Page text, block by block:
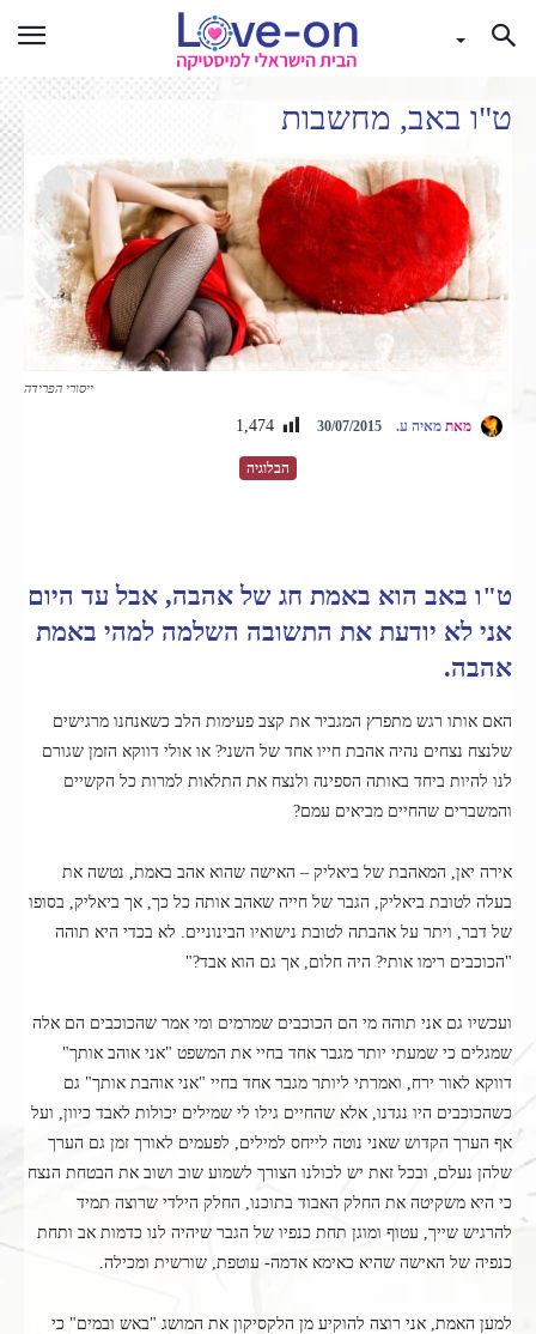
ט"ו באב, מחשבות
ייסורי הפרידה
הבלוגיה
מאת מאיה ע. 30/07/2015
1,474
ט"ו באב הוא באמת חג של אהבה, אבל עד היום
אני לא יודעת את התשובה השלמה למהי באמת
אהבה.
האם אותו רגש מתפרץ המגביר את קצב פעימות הלב כשאנחנו מרגישים
שלנצח נצחים נהיה אהבת חייו אחד של השני? או אולי דווקא הזמן שגורם
לנו להיות ביחד באותה הספינה ולנצח את התלאות למרות כל הקשיים
והמשברים שהחיים מביאים עמם?
אירה יאן, המאהבת של ביאליק – האישה שהוא אהב באמת, נטשה את
בעלה לטובת ביאליק, הגבר של חייה שאהב אותה כל כך, אך ביאליק, בסופו
של דבר, ויתר על אהבתה לטובת נישואיו הבינוניים. לא בכדי היא תוהה
"הכוכבים רימו אותי? היה חלום, אך גם הוא אבד?"
ועכשיו גם אני תוהה מי הם הכוכבים שמרמים ומי אמר שהכוכבים הם אלה
שמגלים כי שמעתי יותר מגבר אחד בחיי את המשפט "אני אוהב אותך"
דווקא לאור ירח, ואמרתי ליותר מגבר אחד בחיי "אני אוהבת אותך" גם
כשהכוכבים היו נגדנו, אלא שהחיים גילו לי שמילים יכולות לאבד כיוון, ועל
אף הערך הקדוש שאני נוטה לייחס למילים, לפעמים לאורך זמן גם הערך
שלהן נעלם, ובכל זאת יש לכולנו הצורך לשמוע שוב ושוב את הבטחת הנצח
כי היא משקיטה את החלק האבוד בתוכנו, החלק הילדי שרוצה תמיד
להרגיש שייך, עטוף ומוגן תחת כנפיו של הגבר שיהיה לנו כדמות אב ותחת
כנפיה של האישה שהיא כאימא אדמה- עוטפת, שורשית ומכילה.
למען האמת, אני רוצה להוקיע מן הלקסיקון את המושג "באש ובמים" כי